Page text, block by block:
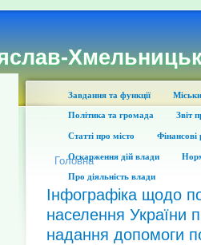
Завдання та функції
Політика та громада Звіт
Статті про місто Фінансові
Оскарження дій влади
Про діяльність влади
Головна
Інфографіка щодо
населення України
надання допомоги